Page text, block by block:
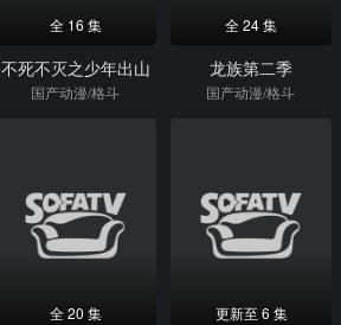
全 16 集
不死不灭之少年出山
国产动漫/格斗
全 24 集
龙族第二季
国产动漫/格斗
全 20 集 更新至 6 集